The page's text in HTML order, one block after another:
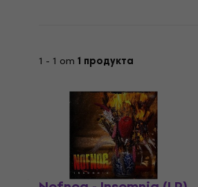
1 - 1 от 1 продукта